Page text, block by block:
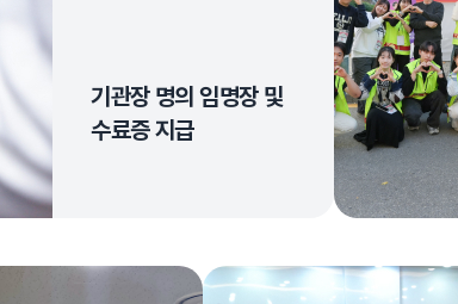
기관장 명의 임명장 및
수료증 지급